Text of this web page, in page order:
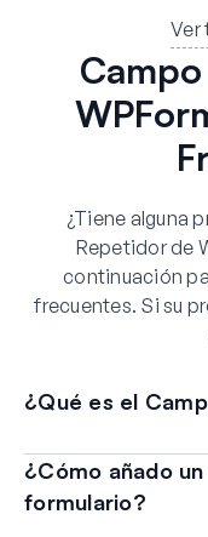
Ver
¿Tiene alguna
Repetidor de
continuación
frecuentes. Si su
¿Qué es el
¿Cómo añado
formulario?